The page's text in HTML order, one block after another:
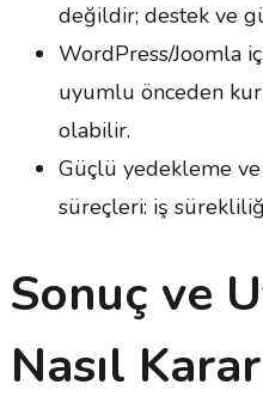
değildir; destek ve
WordPress/Joomla
uyumlu önceden
olabilir.
Güçlü yedekleme ve
süreçleri: iş
Sonuç ve
Nasıl